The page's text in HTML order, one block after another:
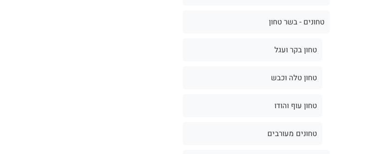
טחונים - בשר טחון
טחון בקר ועגל
טחון טלה וכבש
טחון עוף והודו
טחונים מעורבים